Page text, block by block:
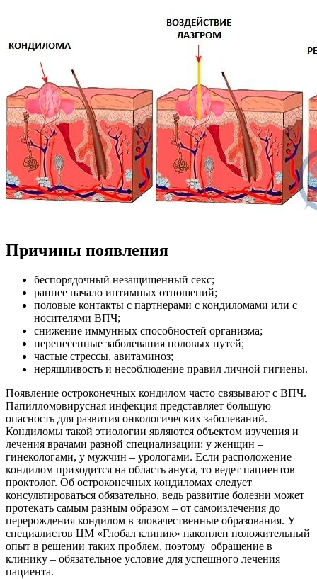
Причины появления
беспорядочный незащищенный секс;
раннее начало интимных отношений;
половые контакты с партнерами с кондиломами или с
носителями ВПЧ;
снижение иммунных способностей организма;
перенесенные заболевания половых путей;
частые стрессы, авитаминоз;
неряшливость и несоблюдение правил личной гигиены.
Появление остроконечных кондилом часто связывают с ВПЧ.
Папилломовирусная инфекция представляет большую
опасность для развития онкологических заболеваний.
Кондиломы такой этиологии являются объектом изучения и
лечения врачами разной специализации: у женщин –
гинекологами, у мужчин – урологами. Если расположение
кондилом приходится на область ануса, то ведет пациентов
проктолог. Об остроконечных кондиломах следует
консультироваться обязательно, ведь развитие болезни может
протекать самым разным образом – от самоизлечения до
перерождения кондилом в злокачественные образования. У
специалистов ЦМ «Глобал клиник» накоплен положительный
опыт в решении таких проблем, поэтому обращение в
клинику – обязательное условие для успешного лечения
пациента.